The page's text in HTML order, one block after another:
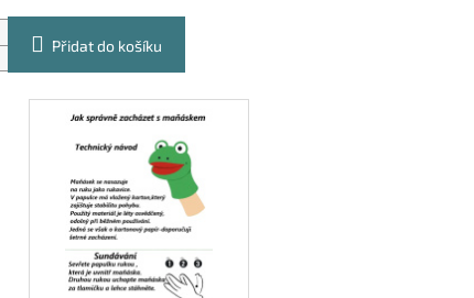
Přidat do košíku